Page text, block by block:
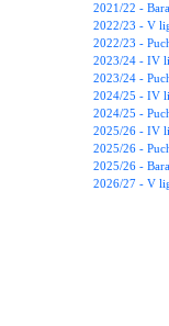
2021/22 -
2022/23 - V
2022/23 -
2023/24 - IV
2023/24 -
2024/25 - IV
2024/25 -
2025/26 - IV
2025/26 -
2025/26 -
2026/27 - V